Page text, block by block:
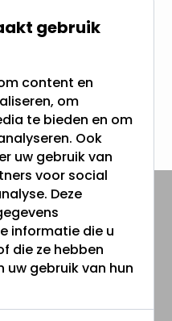
geleverd
gebruik
content en
om
te bieden en om
Ook
uw gebruik van
voor social
Deze
informatie die u
die ze hebben
uw gebruik van hun